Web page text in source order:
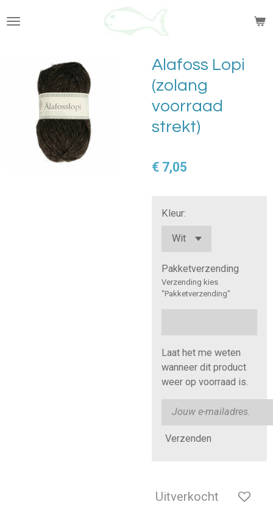
direct
hoofdinhoud
Alafoss Lopi
(zolang
voorraad
strekt)
€ 7,05
Kleur:
Pakketverzending
Verzending kies
"Pakketverzending"
Laat het me weten
wanneer dit product
weer op voorraad is.
Verzenden
Uitverkocht